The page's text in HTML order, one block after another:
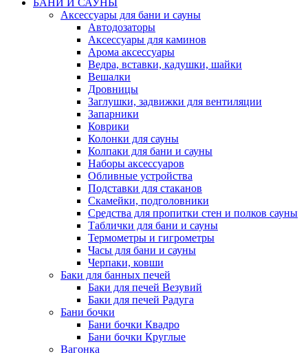
БАНИ И САУНЫ
Аксессуары для бани и сауны
Автодозаторы
Аксессуары для каминов
Арома аксессуары
Ведра, вставки, кадушки, шайки
Вешалки
Дровницы
Заглушки, задвижки для вентиляции
Запарники
Коврики
Колонки для сауны
Колпаки для бани и сауны
Наборы аксессуаров
Обливные устройства
Подставки для стаканов
Скамейки, подголовники
Средства для пропитки стен и полков сауны
Таблички для бани и сауны
Термометры и гигрометры
Часы для бани и сауны
Черпаки, ковши
Баки для банных печей
Баки для печей Везувий
Баки для печей Радуга
Бани бочки
Бани бочки Квадро
Бани бочки Круглые
Вагонка